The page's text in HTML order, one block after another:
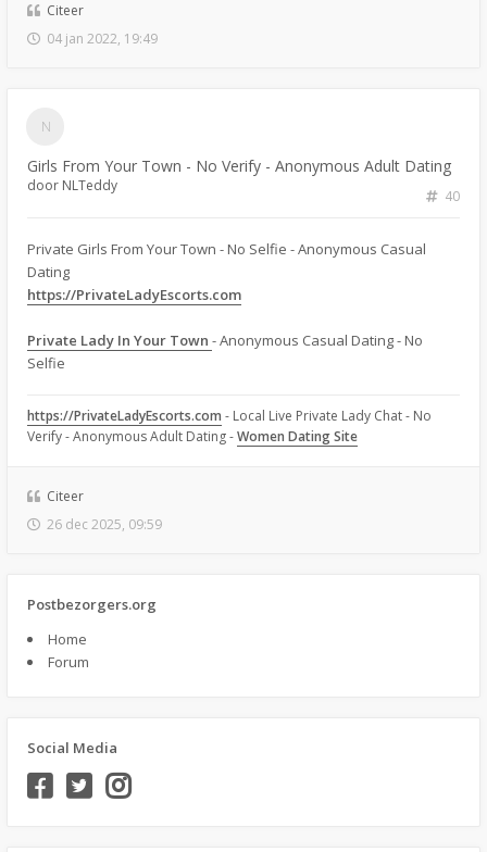
Citeer
04 jan 2022, 19:49
Girls From Your Town - No Verify - Anonymous Adult Dating
40
door NLTeddy
Private Girls From Your Town - No Selfie - Anonymous Casual
Dating
https://PrivateLadyEscorts.com
Private Lady In Your Town - Anonymous Casual Dating - No
Selfie
https://PrivateLadyEscorts.com - Local Live Private Lady Chat - No
Verify - Anonymous Adult Dating -Women Dating Site
Citeer
26 dec 2025, 09:59
Postbezorgers.org
Home
Forum
Social Media